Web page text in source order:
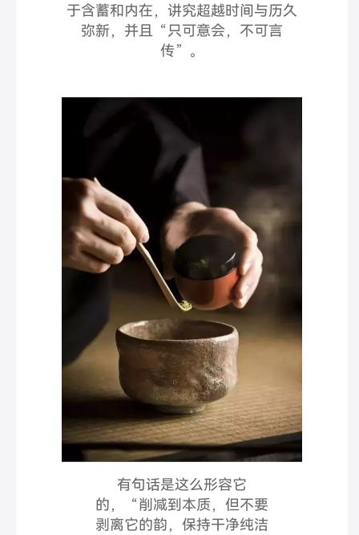
于含蓄和内在，讲究超越时间与历久
弥新，并且“只可意会，不可言
传”。
有句话是这么形容它
的，
“削减到本质，但不要
剥离它的韵，保持干净纯洁